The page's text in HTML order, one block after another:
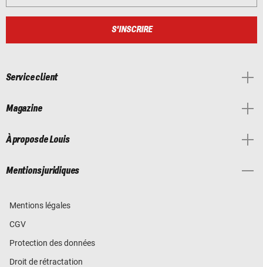
S'INSCRIRE
Service client
Magazine
À propos de Louis
Mentions juridiques
Mentions légales
CGV
Protection des données
Droit de rétractation